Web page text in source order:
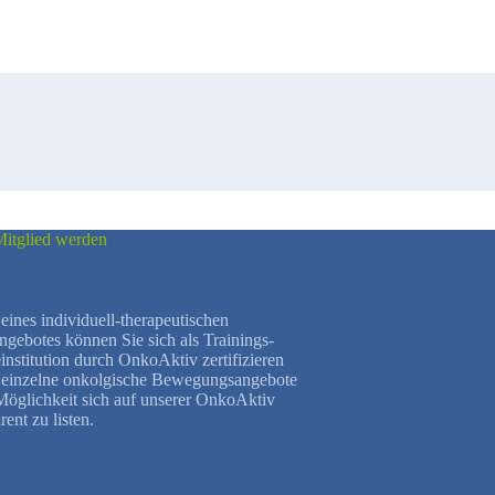
werden
individuell-therapeutischen
können Sie sich als Trainings-
durch OnkoAktiv zertifizieren
onkolgische Bewegungsangebote
sich auf unserer OnkoAktiv
zu listen.